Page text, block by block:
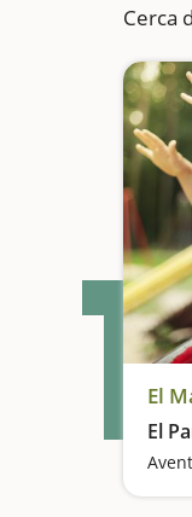
Cerca
1El
El